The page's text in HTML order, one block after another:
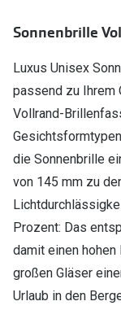
Stellest®-
Zubehör
Brillenbügel
Brillenetuis
Brillenkettchen
Sonnenbrille
Luxus Unisex
passend zu Ihrem
Vollrand-
die Sonnenbrille
von 145 mm zu
Prozent: Das
damit einen
großen Gläser
Urlaub in den